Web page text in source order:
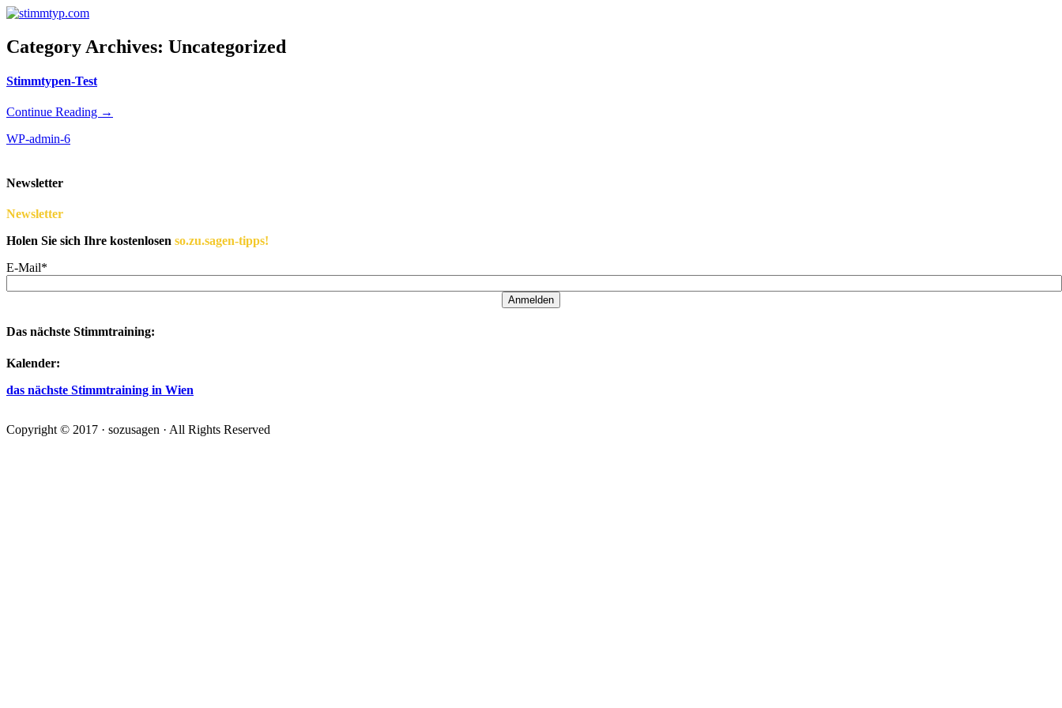
Category Archives: Uncategorized
Stimmtypen-Test
Continue Reading →
WP-admin-6
Newsletter
Newsletter
Holen Sie sich Ihre kostenlosen so.zu.sagen-tipps!
E-Mail*
Anmelden
Das nächste Stimmtraining:
Kalender:
das nächste Stimmtraining in Wien
Copyright © 2017 · sozusagen · All Rights Reserved